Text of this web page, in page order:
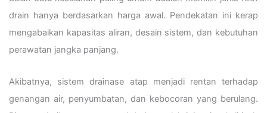
drain hanya berdasarkan harga awal. Pendekatan ini kerap
mengabaikan kapasitas aliran, desain sistem, dan kebutuhan
perawatan jangka panjang.
Akibatnya, sistem drainase atap menjadi rentan terhadap
genangan air, penyumbatan, dan kebocoran yang berulang.